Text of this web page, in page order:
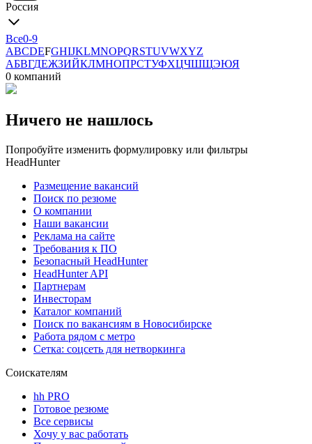
Россия
Все0-9
ABCDEFGHIJKLMNOPQRSTUVWXYZ
АБВГДЕЖЗИЙКЛМНОПРСТУФХЦЧШЩЭЮЯ
0 компаний
Ничего не нашлось
Попробуйте изменить формулировку или фильтры
HeadHunter
Размещение вакансий
Поиск по резюме
О компании
Наши вакансии
Реклама на сайте
Требования к ПО
Безопасный HeadHunter
HeadHunter API
Партнерам
Инвесторам
Каталог компаний
Поиск по вакансиям в Новосибирске
Работа рядом с метро
Сетка: соцсеть для нетворкинга
Соискателям
hh PRO
Готовое резюме
Все сервисы
Хочу у вас работать